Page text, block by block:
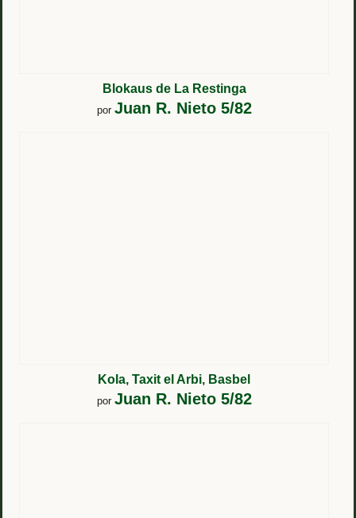
Blokaus de La Restinga
por Juan R. Nieto 5/82
Kola, Taxit el Arbi, Basbel
por Juan R. Nieto 5/82